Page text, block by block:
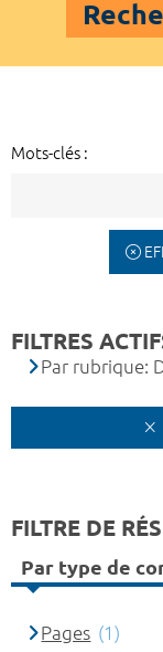
Mots-clés :
FILTRES
Par rubrique:
FILTRE DE
Par type de
Pages (1)